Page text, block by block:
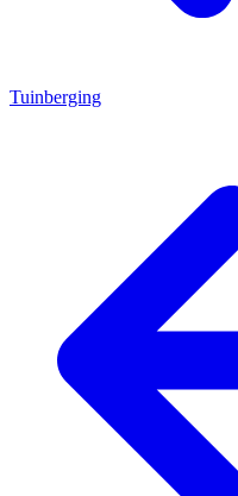
Tuinberging